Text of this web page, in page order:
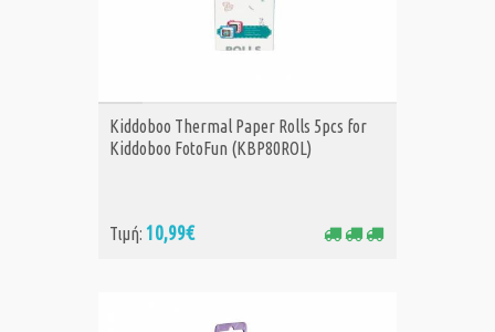
ΑΓΟΡΑ
Kiddoboo Thermal Paper Rolls 5pcs for
Kiddoboo FotoFun (KBP80ROL)
Τιμή: 10,99€